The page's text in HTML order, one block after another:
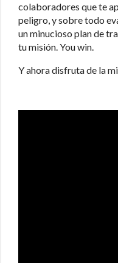
colaboradores que te
peligro, y sobre todo
un minucioso plan de
tu misión. You win.
Y ahora disfruta de la